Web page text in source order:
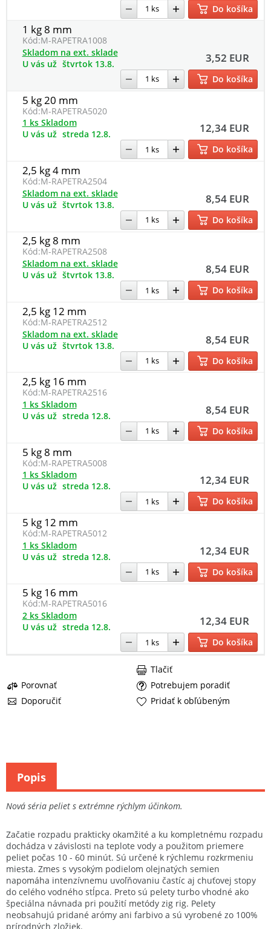
Do košíka
1 kg 8 mm
Kód:M-RAPETRA1008
3,52 EUR
Skladom na ext. sklade
U vás už štvrtok 13.8.
Do košíka
5 kg 20 mm
Kód:M-RAPETRA5020
12,34 EUR
1 ks Skladom
U vás už streda 12.8.
Do košíka
2,5 kg 4 mm
Kód:M-RAPETRA2504
8,54 EUR
Skladom na ext. sklade
U vás už štvrtok 13.8.
Do košíka
2,5 kg 8 mm
Kód:M-RAPETRA2508
8,54 EUR
Skladom na ext. sklade
U vás už štvrtok 13.8.
Do košíka
2,5 kg 12 mm
Kód:M-RAPETRA2512
8,54 EUR
Skladom na ext. sklade
U vás už štvrtok 13.8.
Do košíka
2,5 kg 16 mm
Kód:M-RAPETRA2516
8,54 EUR
1 ks Skladom
U vás už streda 12.8.
Do košíka
5 kg 8 mm
Kód:M-RAPETRA5008
12,34 EUR
1 ks Skladom
U vás už streda 12.8.
Do košíka
5 kg 12 mm
Kód:M-RAPETRA5012
12,34 EUR
1 ks Skladom
U vás už streda 12.8.
Do košíka
5 kg 16 mm
Kód:M-RAPETRA5016
12,34 EUR
2 ks Skladom
U vás už streda 12.8.
Do košíka
Porovnať
Potrebujem poradiť
Doporučiť
Tlačiť
Pridať k obľúbeným
Nová séria peliet s extrémne rýchlym účinkom.
Začatie rozpadu prakticky okamžité a ku kompletnému rozpadu
dochádza v závislosti na teplote vody a použitom priemere
peliet počas 10 - 60 minút. Sú určené k rýchlemu rozkrmeniu
miesta. Zmes s vysokým podielom olejnatých semien
napomáha intenzívnemu uvoľňovaniu častíc aj chuťovej stopy
do celého vodného stĺpca. Preto sú pelety turbo vhodné ako
špeciálna návnada pri použití metódy zig rig. Pelety
neobsahujú pridané arómy ani farbivo a sú vyrobené zo 100%
prírodných zložiek.
Popis